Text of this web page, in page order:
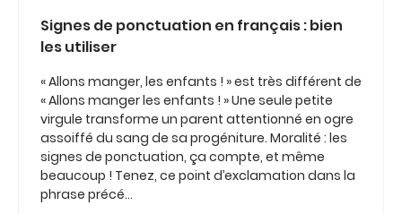
Signes de ponctuation en français : bien
les utiliser
« Allons manger, les enfants ! » est très différent de
« Allons manger les enfants ! » Une seule petite
virgule transforme un parent attentionné en ogre
assoiffé du sang de sa progéniture. Moralité : les
signes de ponctuation, ça compte, et même
beaucoup ! Tenez, ce point d’exclamation dans la
phrase précé...